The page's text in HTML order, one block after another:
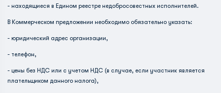
- находящиеся в Едином реестре недобросовестных исполнителей.
В Коммерческом предложении необходимо обязательно указать:
- юридический адрес организации,
- телефон,
- цены без НДС или с учетом НДС (в случае, если участник является
плательщиком данного налога),